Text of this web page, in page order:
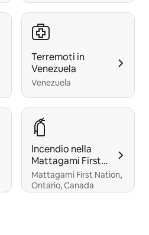
Terremoti in
Venezuela
Venezuela
Incendio nella
Mattagami First
Nation
Mattagami First Nation,
Ontario, Canada